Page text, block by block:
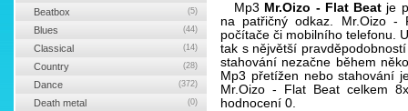
Mp3 Mr.Oizo - Flat Beat je
na patřičný odkaz. Mr.Oizo
počítače či mobilního telefonu.
tak s nějvětší
stahování nezačne během
Mp3 přetížen nebo stahování
Mr.Oizo - Flat Beat celkem
hodnocení 0.
Beatbox (5)
Blues (44)
Classical (14)
Country (28)
Dance (372)
Death metal (0)